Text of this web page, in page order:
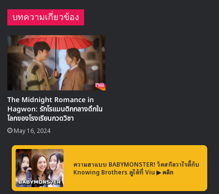
จองรยอวอนกล่าวว่า การทำงานในซีรีส์นี้เป็นหนึ่งในผลงานที่
เป็นที่สุดของเธอ และเป็นจุดเปลี่ยนสำคัญ
บทความเกี่ยวข้อง
The Midnight Romance in
Hagwon: รักโรแมนติกกลางดึกใน
โลกของโรงเรียนกวดวิชา
May 16, 2024
ความฮาแบบ BABYMONSTER! วัดสกิลวาไรตี้กับ
Knowing Brothers ดูได้ที่ Viu ▶ คลิก